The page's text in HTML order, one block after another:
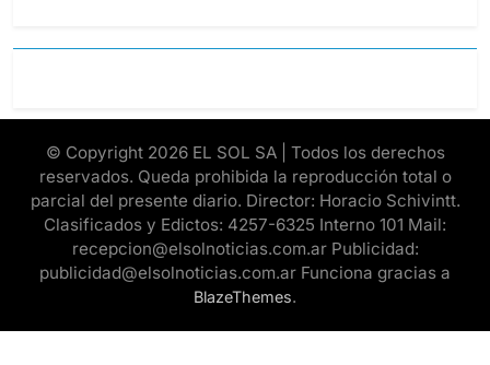
© Copyright 2026 EL SOL SA | Todos los derechos
reservados. Queda prohibida la reproducción total o
parcial del presente diario. Director: Horacio Schivintt.
Clasificados y Edictos: 4257-6325 Interno 101 Mail:
recepcion@elsolnoticias.com.ar Publicidad:
publicidad@elsolnoticias.com.ar Funciona gracias a
BlazeThemes.